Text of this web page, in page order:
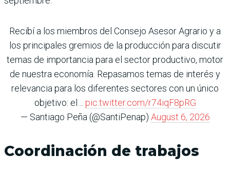
Recibí a los miembros del Consejo Asesor Agrario y a
los principales gremios de la producción para discutir
temas de importancia para el sector productivo, motor
de nuestra economía. Repasamos temas de interés y
relevancia para los diferentes sectores con un único
objetivo: el… pic.twitter.com/r74iqF8pRG
— Santiago Peña (@SantiPenap) August 6, 2026
Coordinación de trabajos